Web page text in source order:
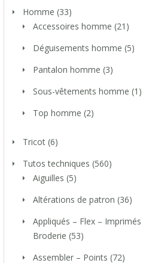
Homme (33)
Accessoires homme (21)
Déguisements homme (5)
Pantalon homme (3)
Sous-vêtements homme (1)
Top homme (2)
Tricot (6)
Tutos techniques (560)
Aiguilles (5)
Altérations de patron (36)
Appliqués – Flex – Imprimés
Broderie (53)
Assembler – Points (72)